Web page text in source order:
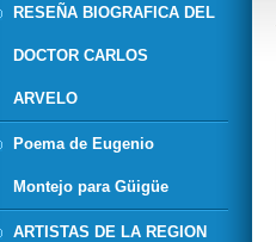
RESEÑA BIOGRAFICA DEL
DOCTOR CARLOS
ARVELO
Poema de Eugenio
Montejo para Güigüe
ARTISTAS DE LA REGION